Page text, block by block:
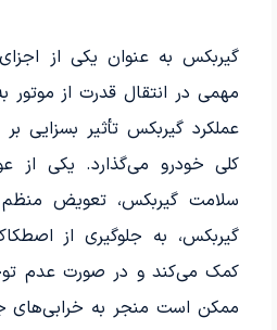
گیربکس به عنوان یکی از
مهمی در انتقال قدرت از
عملکرد گیربکس تأثیر بسزایی
کلی خودرو می‌گذارد. یکی از
سلامت گیربکس، تعویض
گیربکس، به جلوگیری از
کمک می‌کند و در صورت عدم
ممکن است منجر به